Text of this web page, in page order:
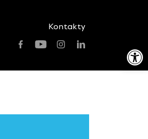
Open toolbar
Kontakty